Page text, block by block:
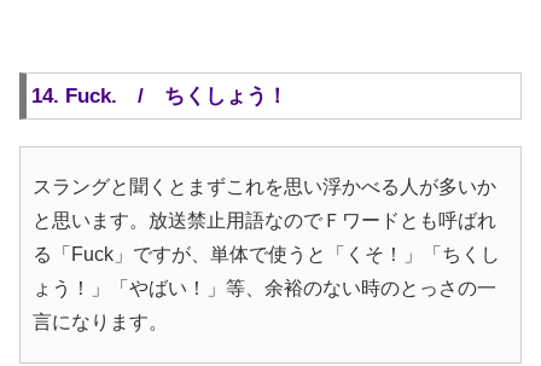
14. Fuck. / ちくしょう！
スラングと聞くとまずこれを思い浮かべる人が多いか
と思います。放送禁止用語なのでＦワードとも呼ばれ
る「Fuck」ですが、単体で使うと「くそ！」「ちくし
ょう！」「やばい！」等、余裕のない時のとっさの一
言になります。